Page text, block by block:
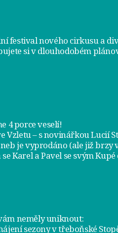
festival nového cirkusu a
si v dlouhodobém
4 porce veselí!
Vzletu– s novinářkou Lucií
je vyprodáno (ale již
se Karel a Pavel se svým
neměly uniknout:
sezony vtřeboňské